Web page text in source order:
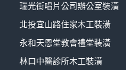
瑞光街唱片公司辦公室裝潢
北投宜山路住家木工裝潢
永和天恩堂教會禮堂裝潢
林口中醫診所木工裝潢